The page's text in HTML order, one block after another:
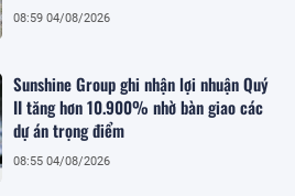
08:59 04/08/2026
Sunshine Group ghi nhận lợi nhuận Quý
II tăng hơn 10.900% nhờ bàn giao các
dự án trọng điểm
08:55 04/08/2026